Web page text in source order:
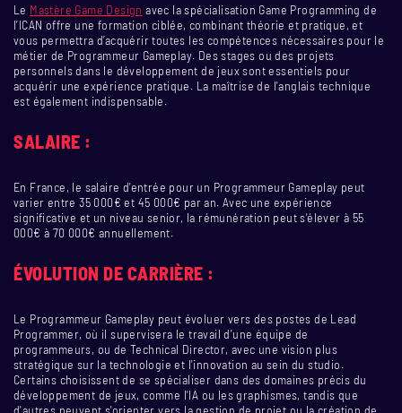
Le Mastère Game Design avec la spécialisation Game Programming de
l’ICAN offre une formation ciblée, combinant théorie et pratique, et
vous permettra d’acquérir toutes les compétences nécessaires pour le
métier de Programmeur Gameplay. Des stages ou des projets
personnels dans le développement de jeux sont essentiels pour
acquérir une expérience pratique. La maîtrise de l'anglais technique
est également indispensable.
SALAIRE :
En France, le salaire d'entrée pour un Programmeur Gameplay peut
varier entre 35 000€ et 45 000€ par an. Avec une expérience
significative et un niveau senior, la rémunération peut s'élever à 55
000€ à 70 000€ annuellement.
ÉVOLUTION DE CARRIÈRE :
Le Programmeur Gameplay peut évoluer vers des postes de Lead
Programmer, où il supervisera le travail d'une équipe de
programmeurs, ou de Technical Director, avec une vision plus
stratégique sur la technologie et l'innovation au sein du studio.
Certains choisissent de se spécialiser dans des domaines précis du
développement de jeux, comme l'IA ou les graphismes, tandis que
d'autres peuvent s'orienter vers la gestion de projet ou la création de